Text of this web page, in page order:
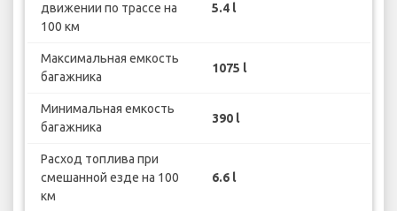
движении по трассе на
100 км
5.4 l
Максимальная емкость
багажника
1075 l
Минимальная емкость
багажника
390 l
Расход топлива при
смешанной езде на 100
км
6.6 l